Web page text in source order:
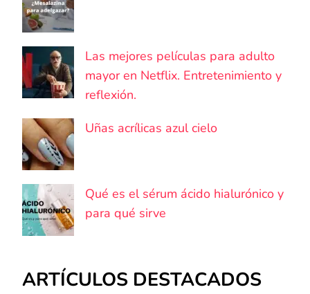
Las mejores películas para adulto
mayor en Netflix. Entretenimiento y
reflexión.
Uñas acrílicas azul cielo
Qué es el sérum ácido hialurónico y
para qué sirve
ARTÍCULOS DESTACADOS